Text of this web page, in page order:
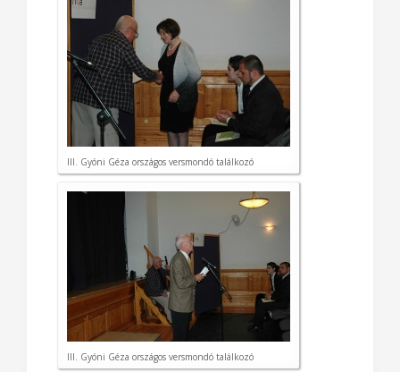
III. Gyóni Géza országos versmondó találkozó
III. Gyóni Géza országos versmondó találkozó